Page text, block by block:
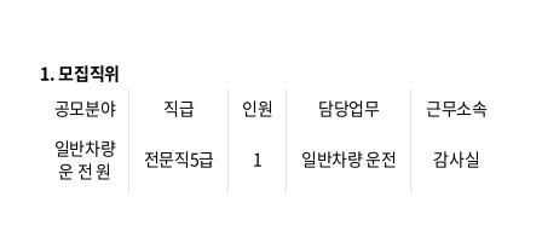
1. 모집직위
공모분야
직급 인원 담당업무
근무소속
일반차량
운 전 원
전문직5급 1 일반차량 운전 감사실